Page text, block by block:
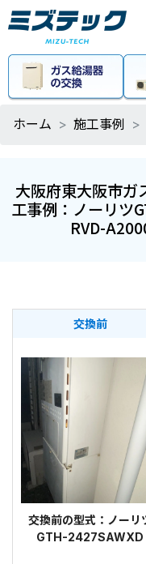
ホーム 施工事例
大阪府東大阪市ガ
工事例：ノーリツ
RVD-
交換前
交換前の型式：ノーリ
GTH-2427SAWXD